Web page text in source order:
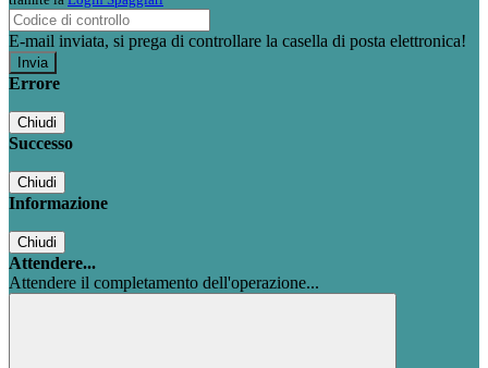
E-mail inviata, si prega di controllare la casella di posta elettronica!
Errore
Chiudi
Successo
Chiudi
Informazione
Chiudi
Attendere...
Attendere il completamento dell'operazione...